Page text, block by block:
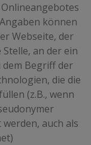
können
Webseite, der
an der ein
dem Begriff der
die die
(z.B., wenn
auch als